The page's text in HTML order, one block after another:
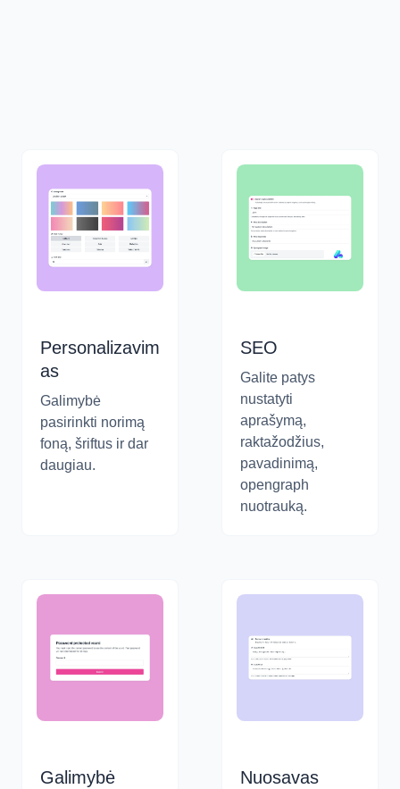
Personalizavim
as
Galimybė
pasirinkti norimą
foną, šriftus ir dar
daugiau.
SEO
Galite patys
nustatyti
aprašymą,
raktažodžius,
pavadinimą,
opengraph
nuotrauką.
Galimybė
Nuosavas